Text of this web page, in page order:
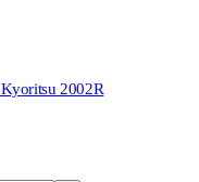
2002R